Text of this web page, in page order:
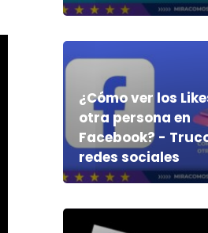
¿Cómo ver los
otra persona en
Facebook? -
redes sociales